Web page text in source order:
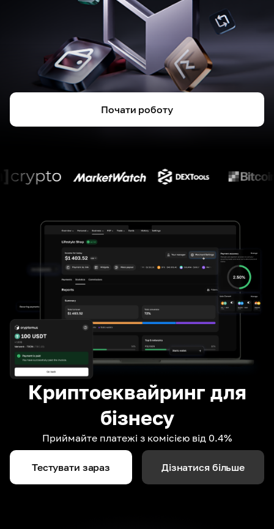
Почати роботу
Криптоеквайринг для
бізнесу
Приймайте платежі з комісією від 0.4%
Тестувати зараз Дізнатися більше